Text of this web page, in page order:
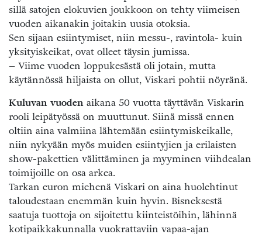
sillä satojen elokuvien joukkoon on tehty viimeisen
vuoden aikanakin joitakin uusia otoksia.
Sen sijaan esiintymiset, niin messu-, ravintola- kuin
yksityiskeikat, ovat olleet täysin jumissa.
– Viime vuoden loppukesästä oli jotain, mutta
käytännössä hiljaista on ollut, Viskari pohtii nöyränä.
Kuluvan vuoden aikana 50 vuotta täyttävän Viskarin
rooli leipätyössä on muuttunut. Siinä missä ennen
oltiin aina valmiina lähtemään esiintymiskeikalle,
niin nykyään myös muiden esiintyjien ja erilaisten
show-pakettien välittäminen ja myyminen viihdealan
toimijoille on osa arkea.
Tarkan euron miehenä Viskari on aina huolehtinut
taloudestaan enemmän kuin hyvin. Bisneksestä
saatuja tuottoja on sijoitettu kiinteistöihin, lähinnä
kotipaikkakunnalla vuokrattaviin vapaa-ajan